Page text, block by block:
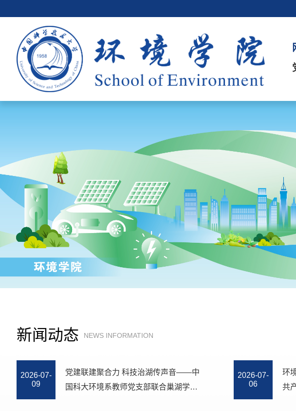
新闻动态 NEWS INFORMATION
2026-07-
20
中国科大环境学院Environmental Scienc
e & Technology丨反渗透膜除硼机理与系
2026-07-
10
赓
学